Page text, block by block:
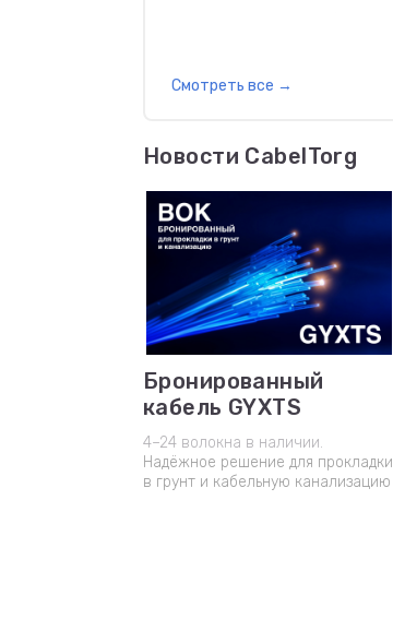
Смотреть все →
Новости CabelTorg
Бронированный
кабель GYXTS
4–24 волокна в наличии.
Надёжное решение для прокладки
в грунт и кабельную канализацию